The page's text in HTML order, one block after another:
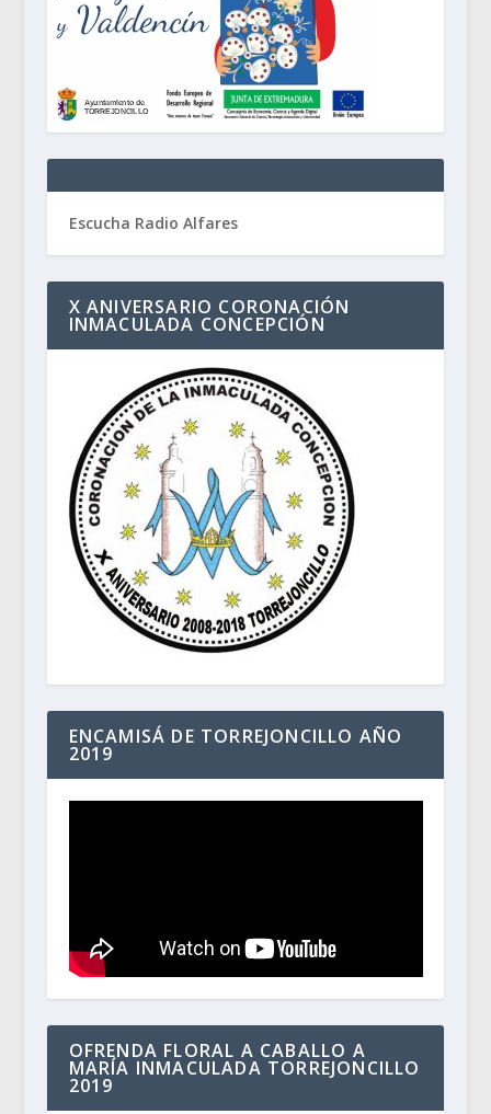
Escucha Radio Alfares
X ANIVERSARIO CORONACIÓN
INMACULADA CONCEPCIÓN
ENCAMISÁ DE TORREJONCILLO AÑO
2019
OFRENDA FLORAL A CABALLO A
MARÍA INMACULADA TORREJONCILLO
2019